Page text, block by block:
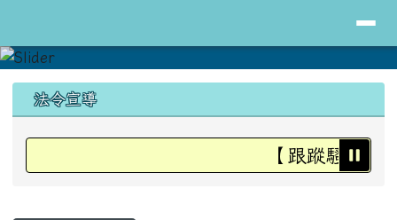
上中區域內容
法令宣導
【跟蹤騷擾防
頁尾區域